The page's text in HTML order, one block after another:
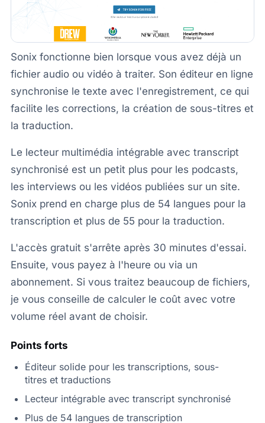
Sonix fonctionne bien lorsque vous avez déjà un
fichier audio ou vidéo à traiter. Son éditeur en ligne
synchronise le texte avec l'enregistrement, ce qui
facilite les corrections, la création de sous-titres et
la traduction.
Le lecteur multimédia intégrable avec transcript
synchronisé est un petit plus pour les podcasts,
les interviews ou les vidéos publiées sur un site.
Sonix prend en charge plus de 54 langues pour la
transcription et plus de 55 pour la traduction.
L'accès gratuit s'arrête après 30 minutes d'essai.
Ensuite, vous payez à l'heure ou via un
abonnement. Si vous traitez beaucoup de fichiers,
je vous conseille de calculer le coût avec votre
volume réel avant de choisir.
Points forts
Éditeur solide pour les transcriptions, sous-
titres et traductions
Lecteur intégrable avec transcript synchronisé
Plus de 54 langues de transcription